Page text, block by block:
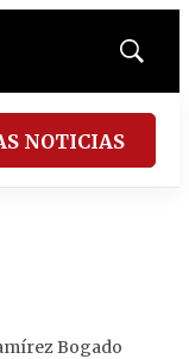
Mostrar
NOTICIAS
Bogado